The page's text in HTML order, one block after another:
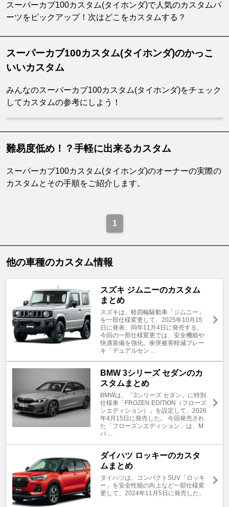
スーパーカブ100カスタム(タイホンダ)で人気のカスタムパ
ーツをピックアップ！次はどこをカスタムする？
スーパーカブ100カスタム(タイホンダ)のかっこ
いいカスタム
みんなのスーパーカブ100カスタム(タイホンダ)をチェック
してカスタムの参考にしよう！
難易度低め！？手軽に出来るカスタム
スーパーカブ100カスタム(タイホンダ)のオーナーの実際の
カスタムとその手順をご紹介します。
1
他の車種のカスタム情報
スズキ ジムニーのカスタム
まとめ
スズキは、軽四輪駆動車「ジムニー」
を一部仕様変更して、2025年10月15
日に発表、同年11月4日に発売する。
今回の一部仕様変更では、安全機能や
快適装備を強化。衝突被害軽減ブレー
キ「デュアルセン ...
BMW 3シリーズ セダンのカ
スタムまとめ
BMWは、「3シリーズ セダン」に特別
仕様車「FROZEN EDITION（フローズ
ンエディション）」を設定して、2026
年4月15日に発売した。 今回発売され
た「フローズンエディション」は、M
パ ...
ダイハツ ロッキーのカスタ
ムまとめ
ダイハツは、コンパクトSUV「ロッキ
ー」を安全性能の向上など一部仕様変
更して、2024年11月5日に発売した。